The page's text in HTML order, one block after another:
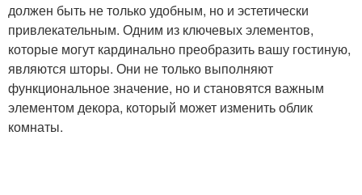
Новинки для
современного
интерьера
Шторы в стиле
должен быть не только удобным, но и эстетически
привлекательным. Одним из ключевых элементов,
которые могут кардинально преобразить вашу гостиную,
являются шторы. Они не только выполняют
функциональное значение, но и становятся важным
элементом декора, который может изменить облик
комнаты.